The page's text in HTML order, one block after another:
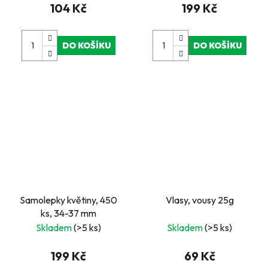
104 Kč
DO KOŠÍKU
199 Kč
DO KOŠÍKU
Samolepky květiny, 450
ks, 34-37 mm
Skladem(>5 ks)
199 Kč
Vlasy, vousy 25g
Skladem(>5 ks)
69 Kč